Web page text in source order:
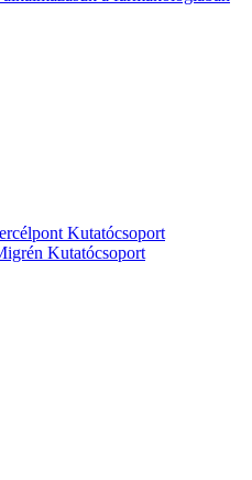
Kutatócsoport
Kutatócsoport